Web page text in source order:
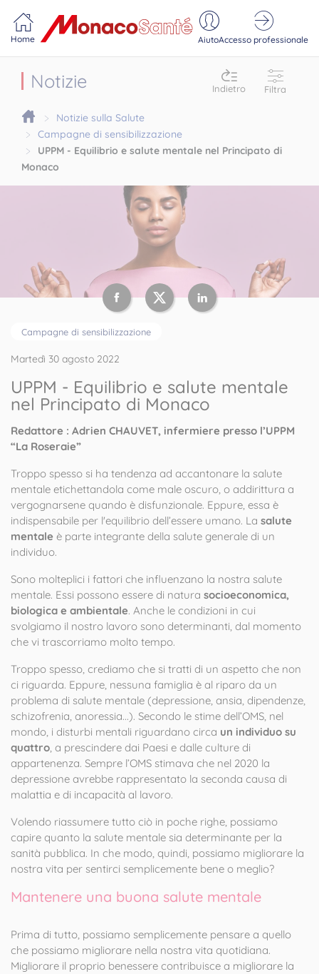
Home AiutoAccesso professionale
Notizie Indietro Filtra
Notizie sulla Salute
Campagne di sensibilizzazione
UPPM - Equilibrio e salute mentale nel Principato di
Monaco
Campagne di sensibilizzazione
Martedì 30 agosto 2022
UPPM - Equilibrio e salute mentale
nel Principato di Monaco
Redattore : Adrien CHAUVET, infermiere presso l’UPPM
“La Roseraie”
Troppo spesso si ha tendenza ad accantonare la salute
mentale etichettandola come male oscuro, o addirittura a
vergognarsene quando è disfunzionale. Eppure, essa è
indispensabile per l'equilibrio dell’essere umano. La salute
mentale è parte integrante della salute generale di un
individuo.
Sono molteplici i fattori che influenzano la nostra salute
mentale. Essi possono essere di natura socioeconomica,
biologica e ambientale. Anche le condizioni in cui
svolgiamo il nostro lavoro sono determinanti, dal momento
che vi trascorriamo molto tempo.
Troppo spesso, crediamo che si tratti di un aspetto che non
ci riguarda. Eppure, nessuna famiglia è al riparo da un
problema di salute mentale (depressione, ansia, dipendenze,
schizofrenia, anoressia...). Secondo le stime dell’OMS, nel
mondo, i disturbi mentali riguardano circa un individuo su
quattro, a prescindere dai Paesi e dalle culture di
appartenenza. Sempre l’OMS stimava che nel 2020 la
depressione avrebbe rappresentato la seconda causa di
malattia e di incapacità al lavoro.
Volendo riassumere tutto ciò in poche righe, possiamo
capire quanto la salute mentale sia determinante per la
sanità pubblica. In che modo, quindi, possiamo migliorare la
nostra vita per sentirci semplicemente bene o meglio?
Mantenere una buona salute mentale
Prima di tutto, possiamo semplicemente pensare a quello
che possiamo migliorare nella nostra vita quotidiana.
Migliorare il proprio benessere contribuisce a migliorare la